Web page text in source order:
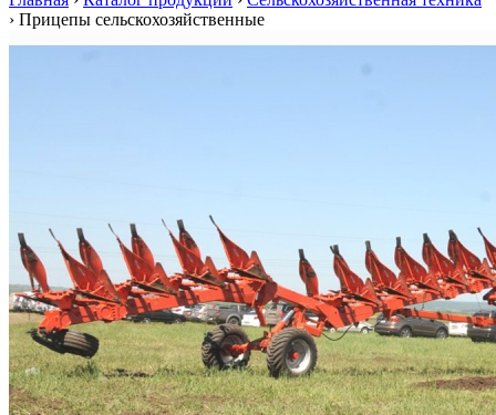
› Прицепы сельскохозяйственные